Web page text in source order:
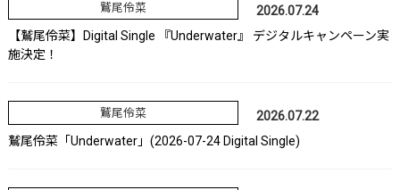
鷲尾伶菜
2026.07.24
【鷲尾伶菜】Digital Single 『Underwater』 デジタルキャンペーン実
施決定！
鷲尾伶菜
2026.07.22
鷲尾伶菜「Underwater」(2026-07-24 Digital Single)